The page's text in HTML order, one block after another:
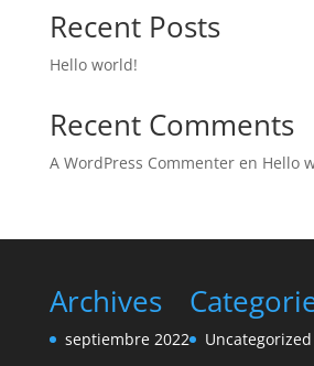
Recent Posts
Hello world!
Recent Comments
A WordPress Commenteren Hello
Archives
septiembre 2022 Uncategorized